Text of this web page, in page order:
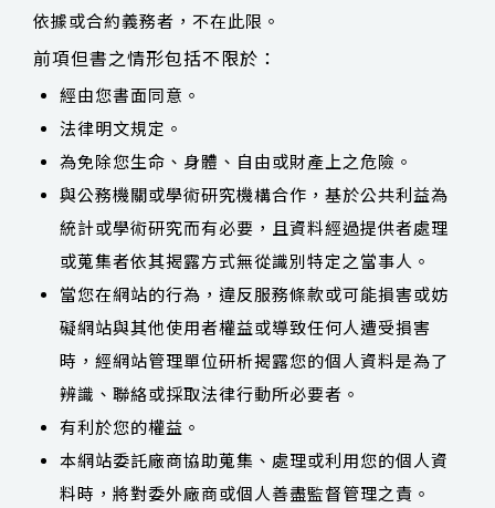
依據或合約義務者，不在此限。
前項但書之情形包括不限於：
經由您書面同意。
法律明文規定。
為免除您生命、身體、自由或財產上之危險。
與公務機關或學術研究機構合作，基於公共利益為
統計或學術研究而有必要，且資料經過提供者處理
或蒐集者依其揭露方式無從識別特定之當事人。
當您在網站的行為，違反服務條款或可能損害或妨
礙網站與其他使用者權益或導致任何人遭受損害
時，經網站管理單位研析揭露您的個人資料是為了
辨識、聯絡或採取法律行動所必要者。
有利於您的權益。
本網站委託廠商協助蒐集、處理或利用您的個人資
料時，將對委外廠商或個人善盡監督管理之責。